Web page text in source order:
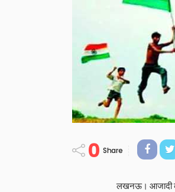
0 Share
लखनऊ। आजादी